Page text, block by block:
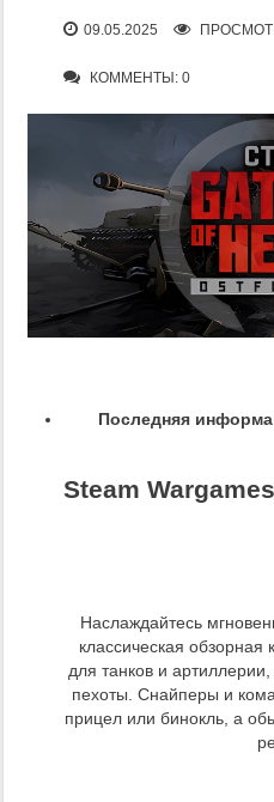
09.05.2025
КОММЕНТЫ: 0
Последняя
Steam
Наслаждайтесь
классическая обзорная
для танков и
пехоты. Снайперы и
прицел или бинокль, а